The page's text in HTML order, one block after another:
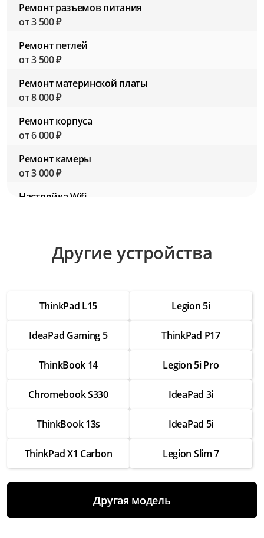
Ремонт разъемов питания
от 3 500 ₽
Ремонт петлей
от 3 500 ₽
Ремонт материнской платы
от 8 000 ₽
Ремонт корпуса
от 6 000 ₽
Ремонт камеры
от 3 000 ₽
Настройка Wifi
от 2 500 ₽
Настройка операционной системы
от 3 500 ₽
от 3 500 ₽
Замена SSD
Замена HDD
Другие устройства
ThinkPad L15 Legion 5i
IdeaPad Gaming 5 ThinkPad P17
ThinkBook 14 Legion 5i Pro
Chromebook S330 IdeaPad 3i
ThinkBook 13s IdeaPad 5i
ThinkPad X1 Carbon Legion Slim 7
Другая модель